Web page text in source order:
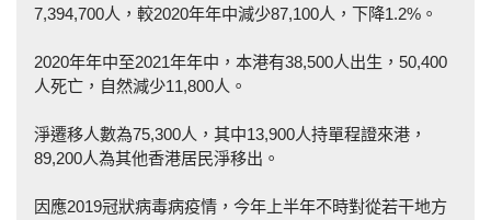
7,394,700人，較2020年年中減少87,100人，下降1.2%。
2020年年中至2021年年中，本港有38,500人出生，50,400
人死亡，自然減少11,800人。
淨遷移人數為75,300人，其中13,900人持單程證來港，
89,200人為其他香港居民淨移出。
因應2019冠狀病毒病疫情，今年上半年不時對從若干地方